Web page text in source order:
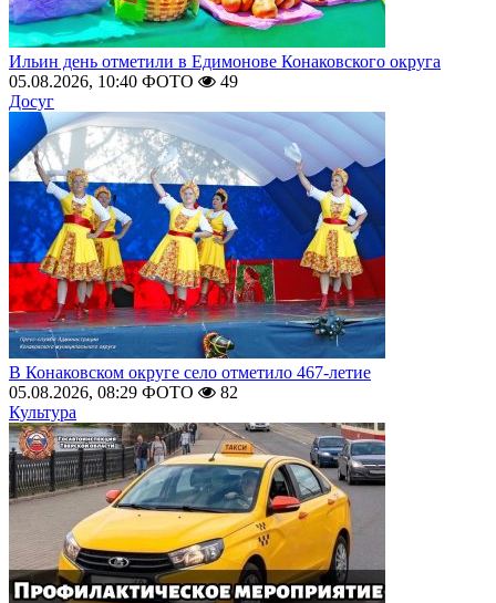
Ильин день отметили в Едимонове Конаковского округа
05.08.2026, 10:40 ФОТО
49
Досуг
В Конаковском округе село отметило 467-летие
05.08.2026, 08:29 ФОТО
82
Культура